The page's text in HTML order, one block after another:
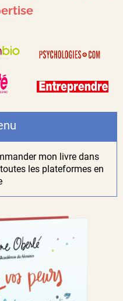
mon livre dans
les plateformes en